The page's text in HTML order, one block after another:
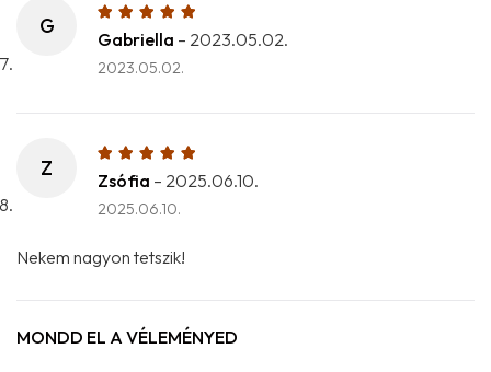
G
Gabriella – 2023.05.02.
2023.05.02.
Z
Zsófia – 2025.06.10.
2025.06.10.
Nekem nagyon tetszik!
MONDD EL A VÉLEMÉNYED